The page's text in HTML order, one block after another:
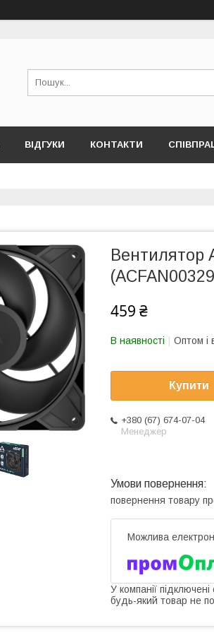
ВІДГУКИ КОНТАКТИ
Вентилятор
459 ₴
В наявності Оптом і
Купити
+380 (67) 674-07-04
Менеджер
повернення товару
У компанії
будь-який товар не